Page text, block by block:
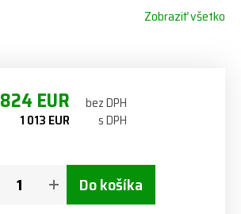
Zobraziť všetko
824 EUR bez DPH
1 013 EUR s DPH
Do košíka